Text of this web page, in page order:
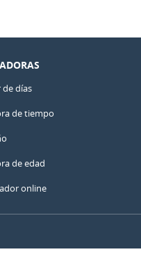
días
de tiempo
de edad
online